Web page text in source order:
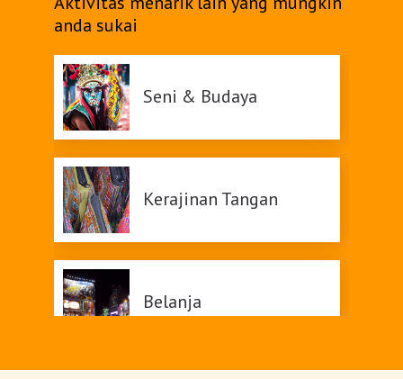
Belanja
Pasar Malam
anda sukai
Seni & Budaya
Kerajinan Tangan
Belanja